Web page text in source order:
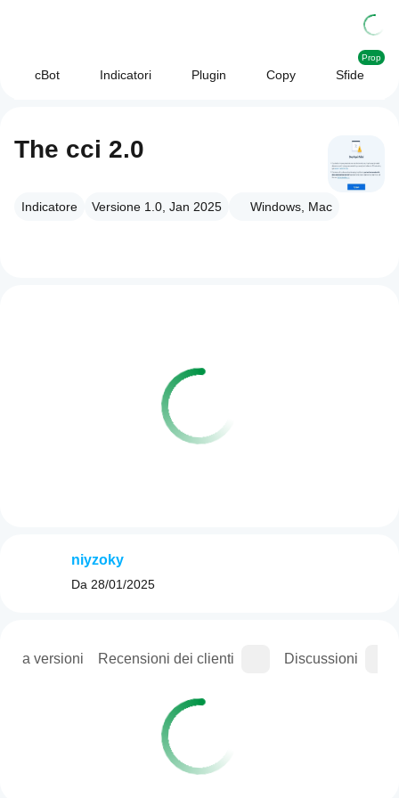
cBot Indicatori Plugin Copy Sfide
Prop
The cci 2.0
Indicatore Versione 1.0, Jan 2025 Windows, Mac
versioni Recensioni dei clienti Discussioni
niyzoky
Da 28/01/2025